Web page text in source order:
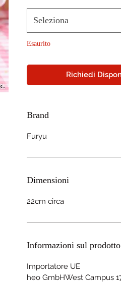
Seleziona
Esaurito
Richiedi
Brand
Furyu
Dimensioni
22cm circa
Informazioni sul prodotto
Importatore UE
heo GmbHWest Campus